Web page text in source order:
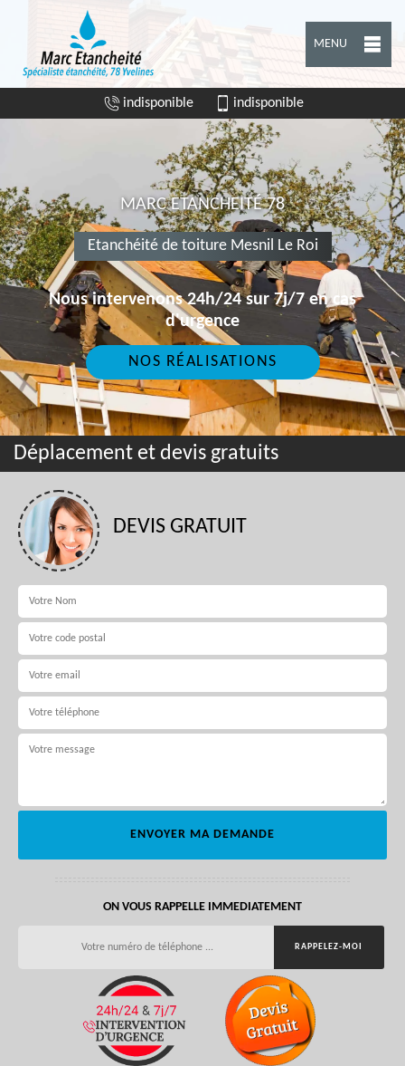
MENU
indisponible indisponible
MARC ETANCHEITÉ 78
Etanchéité de toiture Mesnil Le Roi
Nous intervenons 24h/24 sur 7j/7 en cas
d'urgence
NOS RÉALISATIONS
Déplacement et devis gratuits
DEVIS GRATUIT
ON VOUS RAPPELLE IMMEDIATEMENT